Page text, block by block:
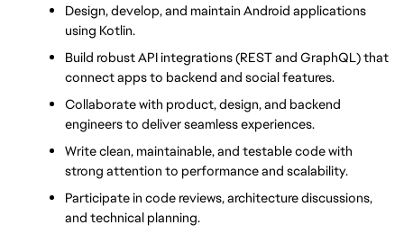
Design, develop, and maintain Android applications
using Kotlin.
Build robust API integrations (REST and GraphQL) that
connect apps to backend and social features.
Collaborate with product, design, and backend
engineers to deliver seamless experiences.
Write clean, maintainable, and testable code with
strong attention to performance and scalability.
Participate in code reviews, architecture discussions,
and technical planning.